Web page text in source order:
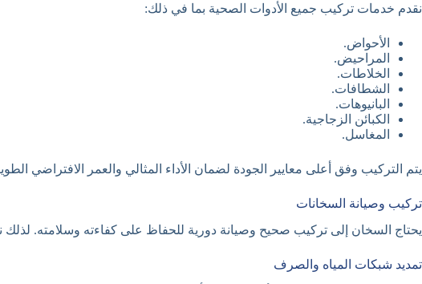
نقدم خدمات تركيب جميع الأدوات الصحية بما في ذلك:
الأحواض.
المراحيض.
الخلاطات.
الشطافات.
البانيوهات.
الكبائن الزجاجية.
المغاسل.
يتم التركيب وفق أعلى معايير الجودة لضمان الأداء المثالي والعمر الافتراضي
تركيب وصيانة السخانات
يحتاج السخان إلى تركيب صحيح وصيانة دورية للحفاظ على كفاءته وسلامته.
تمديد شبكات المياه والصرف